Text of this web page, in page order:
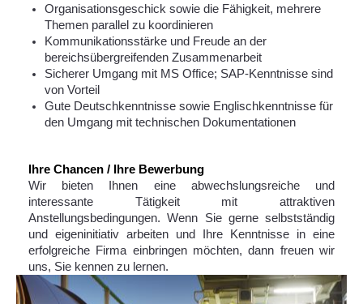
Organisationsgeschick sowie die Fähigkeit, mehrere
Themen parallel zu koordinieren
Kommunikationsstärke und Freude an der
bereichsübergreifenden Zusammenarbeit
Sicherer Umgang mit MS Office; SAP-Kenntnisse sind
von Vorteil
Gute Deutschkenntnisse sowie Englischkenntnisse für
den Umgang mit technischen Dokumentationen
Ihre Chancen / Ihre Bewerbung
Wir bieten Ihnen eine abwechslungsreiche und
interessante Tätigkeit mit attraktiven
Anstellungsbedingungen. Wenn Sie gerne selbstständig
und eigeninitiativ arbeiten und Ihre Kenntnisse in eine
erfolgreiche Firma einbringen möchten, dann freuen wir
uns, Sie kennen zu lernen.